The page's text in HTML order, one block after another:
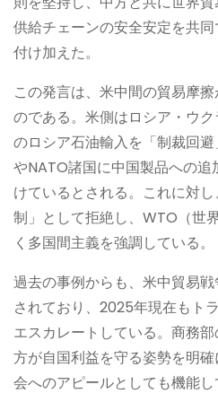
供給チェーンの安全安定を共
付け加えた。
この発言は、米中間の貿易摩
のである。米側はロシア・ウ
のロシア石油輸入を「制裁回
やNATO諸国に中国製品への
けているとされる。これに対
制」として拒絶し、WTO（世
く多国間主義を強調している。
過去の事例からも、米中貿易
されており、2025年現在もト
エスカレートしている。商務
方が自国利益を守る姿勢を明
会へのアピールとしても機能し